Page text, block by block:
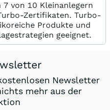
von 10 Kleinanlegern
Zertifikaten. Turbo-
Produkte und
geeignet.
Newsletter
mehr aus der